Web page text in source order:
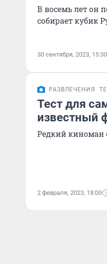
В восемь лет он
собирает кубик
30 сентября, 2023, 15:30
РАЗВЛЕЧЕНИЯ
Тест для
известный
Редкий киноман
2 февраля, 2023, 18:00